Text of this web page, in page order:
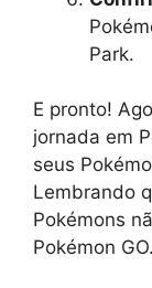
Park.
E pronto!
jornada em
seus
Lembrando
Pokémons
Pokémon GO.